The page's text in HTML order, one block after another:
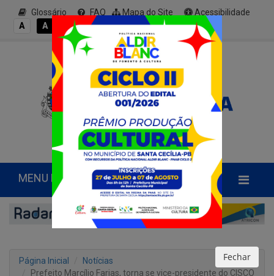
Glossário FAQ Mapa do Site
Acessibilidade
A
A A A+
MENU PRINCIPAL
Página Inicial
Notícias
Prefeito Marcílio Farias, torna se vice-presidente do CISCO
Fechar